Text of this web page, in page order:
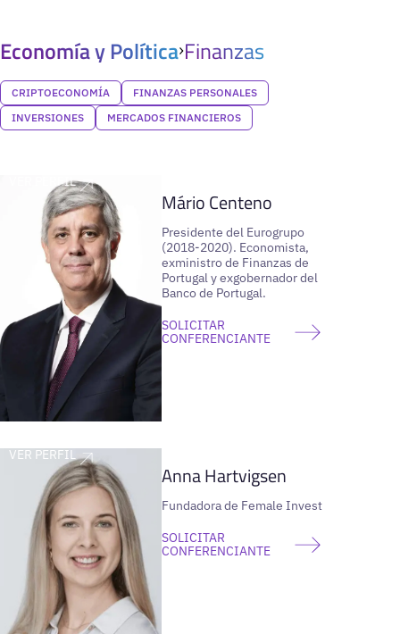
Economía y Política Finanzas
CRIPTOECONOMÍA
FINANZAS PERSONALES
INVERSIONES
MERCADOS FINANCIEROS
VER PERFIL
Mário Centeno
Presidente del Eurogrupo
(2018-2020). Economista,
exministro de Finanzas de
Portugal y exgobernador del
Banco de Portugal.
SOLICITAR
CONFERENCIANTE
VER PERFIL
Anna Hartvigsen
Fundadora de Female Invest
SOLICITAR
CONFERENCIANTE